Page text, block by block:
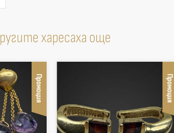
харесаха още
Промоция Промоция